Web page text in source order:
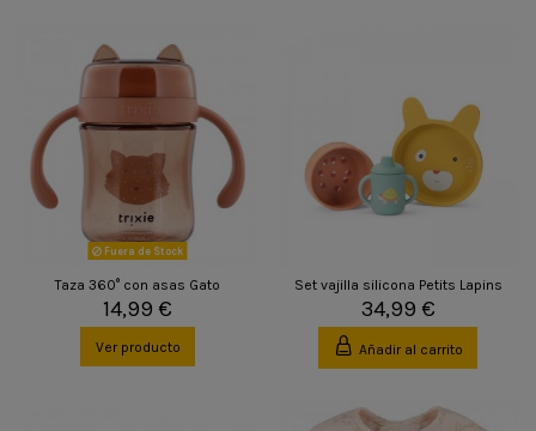
Fuera de Stock
Taza 360° con asas Gato
14,99 €
Ver producto
Set vajilla silicona Petits Lapins
34,99 €
Añadir al carrito